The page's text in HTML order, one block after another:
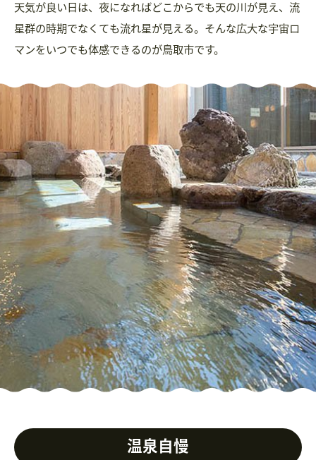
天気が良い日は、夜になればどこからでも天の川が見え、流
星群の時期でなくても流れ星が見える。そんな広大な宇宙ロ
マンをいつでも体感できるのが鳥取市です。
温泉自慢